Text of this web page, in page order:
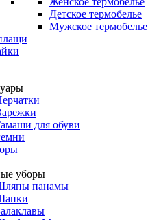
Детское термобелье
Мужское термобелье
для обуви
уборы
панамы